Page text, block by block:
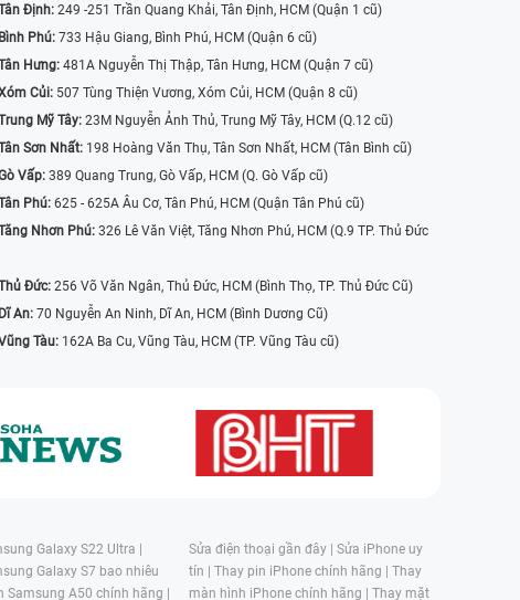
Định: 249 -251 Trần Quang Khải, Tân Định, HCM (Quận 1 cũ)
Phú: 733 Hậu Giang, Bình Phú, HCM (Quận 6 cũ)
Hưng: 481A Nguyễn Thị Thập, Tân Hưng, HCM (Quận 7 cũ)
Củi: 507 Tùng Thiện Vương, Xóm Củi, HCM (Quận 8 cũ)
Mỹ Tây: 23M Nguyễn Ảnh Thủ, Trung Mỹ Tây, HCM (Q.12 cũ)
Sơn Nhất: 198 Hoàng Văn Thụ, Tân Sơn Nhất, HCM (Tân Bình cũ)
Vấp: 389 Quang Trung, Gò Vấp, HCM (Q. Gò Vấp cũ)
Phú: 625 - 625A Âu Cơ, Tân Phú, HCM (Quận Tân Phú cũ)
Nhơn Phú: 326 Lê Văn Việt, Tăng Nhơn Phú, HCM (Q.9 TP. Thủ Đức
Đức: 256 Võ Văn Ngân, Thủ Đức, HCM (Bình Thọ, TP. Thủ Đức Cũ)
An: 70 Nguyễn An Ninh, Dĩ An, HCM (Bình Dương Cũ)
Tàu: 162A Ba Cu, Vũng Tàu, HCM (TP. Vũng Tàu cũ)
Galaxy S22 Ultra |
Galaxy S7 bao nhiêu
Samsung A50 chính hãng |
Sửa điện thoại gần đây | Sửa iPhone uy
tín | Thay pin iPhone chính hãng | Thay
màn hình iPhone chính hãng | Thay mặt